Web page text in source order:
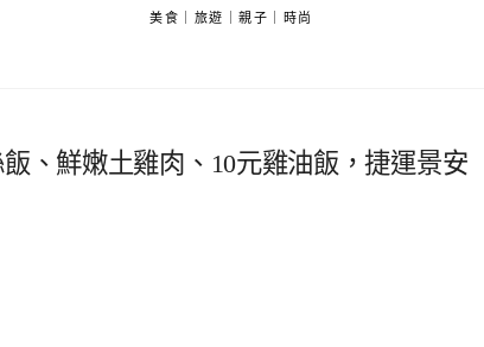
美食｜旅遊｜親子｜時尚
、鮮嫩土雞肉、10元雞油飯，捷運景安